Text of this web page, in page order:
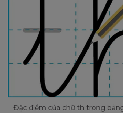
Đặc điểm của chữ th trong